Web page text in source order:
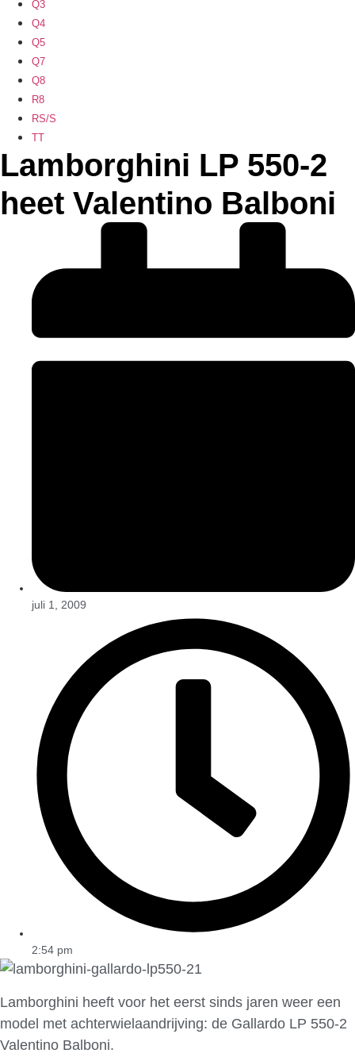
Q3
Q4
Q5
Q7
Q8
R8
RS/S
TT
Lamborghini LP 550-2
heet Valentino Balboni
juli 1, 2009
2:54 pm
Lamborghini heeft voor het eerst sinds jaren weer een
model met achterwielaandrijving: de Gallardo LP 550-2
Valentino Balboni.